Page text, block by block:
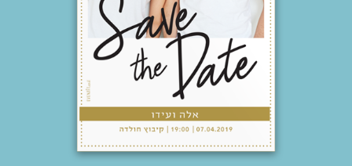
איזור אישי